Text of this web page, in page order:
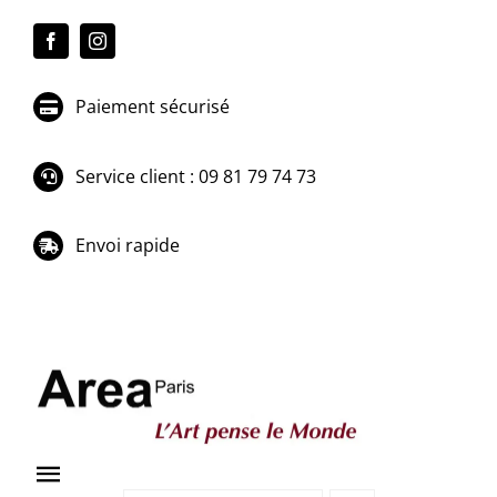
Paiement sécurisé
Service client : 09 81 79 74 73
Envoi rapide